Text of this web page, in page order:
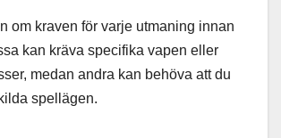
om kraven för varje utmaning innan
kan kräva specifika vapen eller
medan andra kan behöva att du
spellägen.